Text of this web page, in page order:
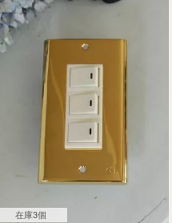
ントプレート
在庫3個